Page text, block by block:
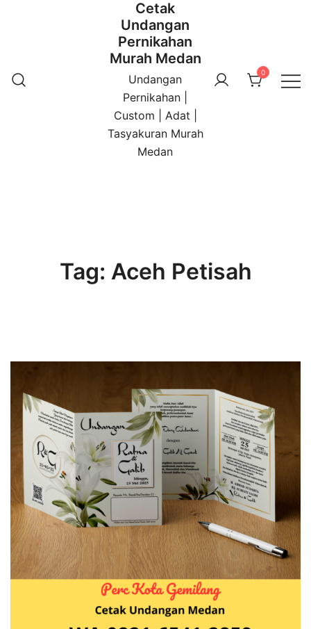
Cetak
Undangan
Pernikahan
Murah Medan
Undangan
Pernikahan |
Custom | Adat |
Tasyakuran Murah
Medan
0
Tag: Aceh Petisah